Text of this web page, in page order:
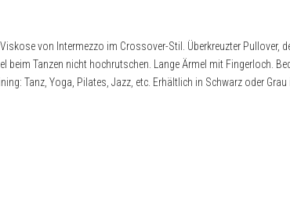
von Intermezzo im Crossover-Stil. Überkreuzter Pullover,
beim Tanzen nicht hochrutschen. Lange Ärmel mit Fingerloch.
Tanz, Yoga, Pilates, Jazz, etc. Erhältlich in Schwarz oder